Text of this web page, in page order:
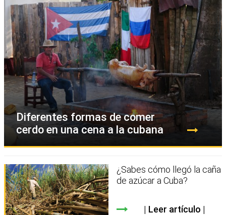
Diferentes formas de comer
cerdo en una cena a la cubana
¿Sabes cómo llegó la caña
de azúcar a Cuba?
Leer artículo